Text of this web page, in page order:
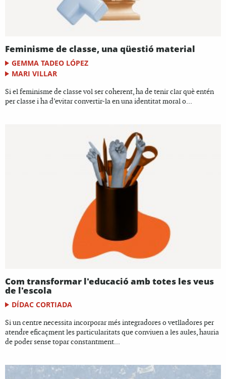
Feminisme de classe, una qüestió material
GEMMA TADEO LÓPEZ
MARI VILLAR
Si el feminisme de classe vol ser coherent, ha de tenir clar què entén
per classe i ha d’evitar convertir-la en una identitat moral o...
Com transformar l'educació amb totes les veus
de l'escola
DÍDAC CORTIADA
Si un centre necessita incorporar més integradores o vetlladores per
atendre eficaçment les particularitats que conviuen a les aules, hauria
de poder sense topar constantment...